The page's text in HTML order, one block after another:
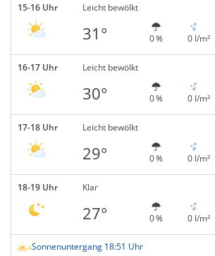
15-16 Uhr Leicht bewölkt
31° 0 % 0 l/m²
16-17 Uhr Leicht bewölkt
30° 0 % 0 l/m²
17-18 Uhr Leicht bewölkt
29° 0 % 0 l/m²
18-19 Uhr Klar
27° 0 % 0 l/m²
Sonnenuntergang 18:51 Uhr